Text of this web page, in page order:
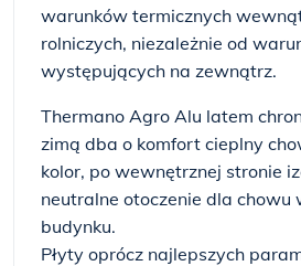
warunków termicznych
rolniczych, niezależnie od
występujących na zewnątrz.
Thermano Agro Alu latem
zimą dba o komfort cieplny
kolor, po wewnętrznej stronie
neutralne otoczenie dla chowu
budynku.
Płyty oprócz najlepszych